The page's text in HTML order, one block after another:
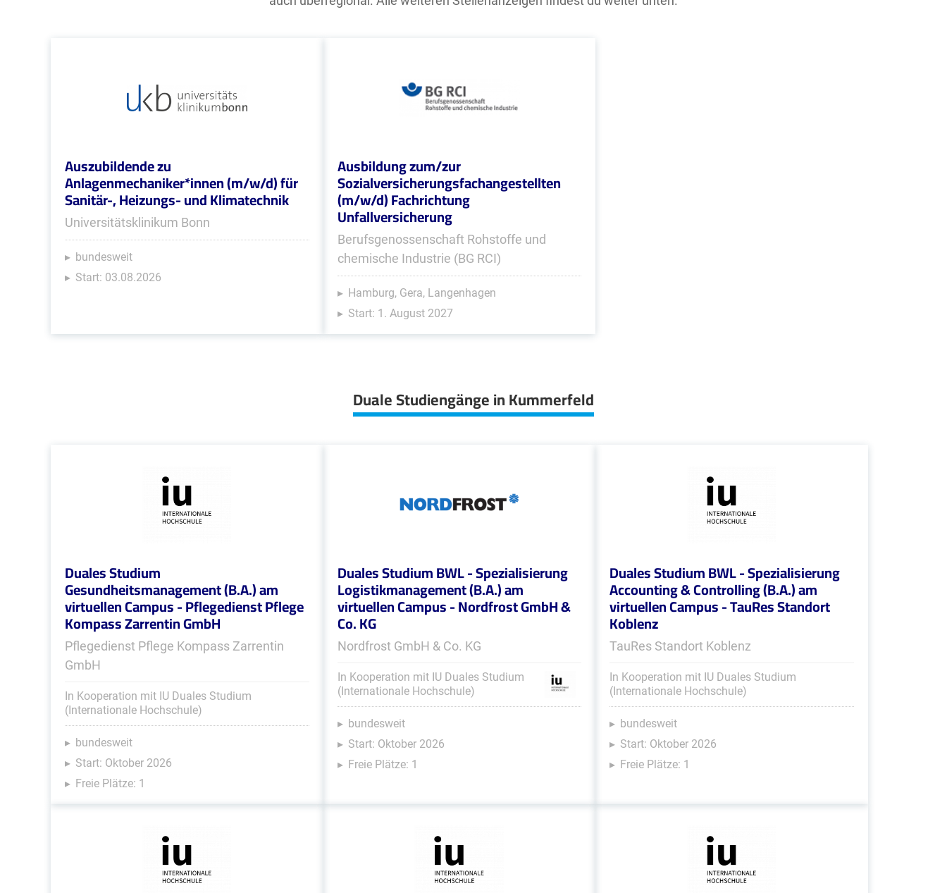
Auszubildende zu
Anlagenmechaniker*innen (m/w/d) für
Sanitär-, Heizungs- und Klimatechnik
Universitätsklinikum Bonn
bundesweit
Start: 03.08.2026
Ausbildung zum/zur
Sozialversicherungsfachangestellten
(m/w/d) Fachrichtung
Unfallversicherung
Berufsgenossenschaft Rohstoffe und
chemische Industrie (BG RCI)
Hamburg, Gera, Langenhagen
Start: 1. August 2027
Duale Studiengänge in Kummerfeld
Duales Studium
Gesundheitsmanagement (B.A.) am
virtuellen Campus - Pflegedienst Pflege
Kompass Zarrentin GmbH
Pflegedienst Pflege Kompass Zarrentin
GmbH
In Kooperation mit IU Duales Studium
(Internationale Hochschule)
bundesweit
Start: Oktober 2026
Freie Plätze: 1
Duales Studium BWL - Spezialisierung
Logistikmanagement (B.A.) am
virtuellen Campus - Nordfrost GmbH &
Co. KG
Nordfrost GmbH & Co. KG
In Kooperation mit IU Duales Studium
(Internationale Hochschule)
bundesweit
Start: Oktober 2026
Freie Plätze: 1
Duales Studium BWL - Spezialisierung
Accounting & Controlling (B.A.) am
virtuellen Campus - TauRes Standort
Koblenz
TauRes Standort Koblenz
In Kooperation mit IU Duales Studium
(Internationale Hochschule)
bundesweit
Start: Oktober 2026
Freie Plätze: 1